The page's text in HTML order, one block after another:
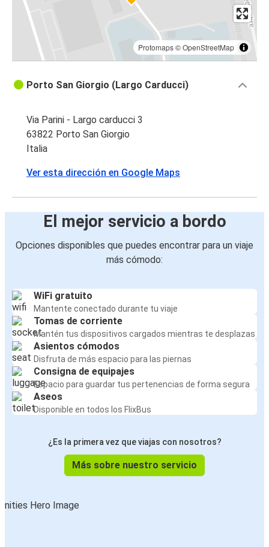
Protomaps©OpenStreetMap
Porto San Giorgio (Largo Carducci)
Via Parini - Largo carducci 3
63822 Porto San Giorgio
Italia
Ver esta dirección en Google Maps
El mejor servicio a bordo
Opciones disponibles que puedes encontrar para un viaje
más cómodo:
WiFi gratuito
Mantente conectado durante tu viaje
Tomas de corriente
Mantén tus dispositivos cargados mientras te desplazas
Asientos cómodos
Disfruta de más espacio para las piernas
Consigna de equipajes
Espacio para guardar tus pertenencias de forma segura
Aseos
Disponible en todos los FlixBus
¿Es la primera vez que viajas con nosotros?
Más sobre nuestro servicio